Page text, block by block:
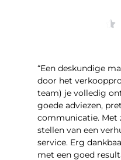
“Een deskundige
door het
team) je volledig
goede adviezen,
communicatie. Met
stellen van een
service. Erg
met een goed